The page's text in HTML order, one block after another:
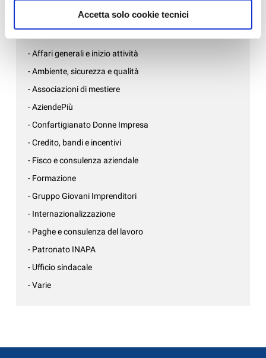
Accetta solo cookie tecnici
News per settore
- Affari generali e inizio attività
- Ambiente, sicurezza e qualità
- Associazioni di mestiere
- AziendePiù
- Confartigianato Donne Impresa
- Credito, bandi e incentivi
- Fisco e consulenza aziendale
- Formazione
- Gruppo Giovani Imprenditori
- Internazionalizzazione
- Paghe e consulenza del lavoro
- Patronato INAPA
- Ufficio sindacale
- Varie